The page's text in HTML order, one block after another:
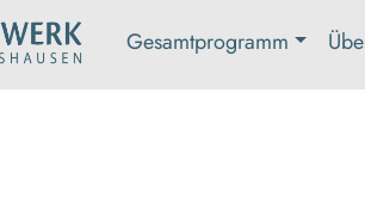
Gesamtprogramm